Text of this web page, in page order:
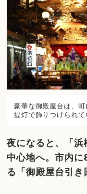
豪華な御殿屋台は、
提灯で飾りつけられて
夜になると、「
中心地へ。市内
る「御殿屋台引き